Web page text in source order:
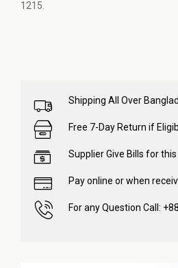
1215.
Shipping All Over
Free 7-Day Return if
Supplier Give Bills for this
Pay online or when
For any Question Call: